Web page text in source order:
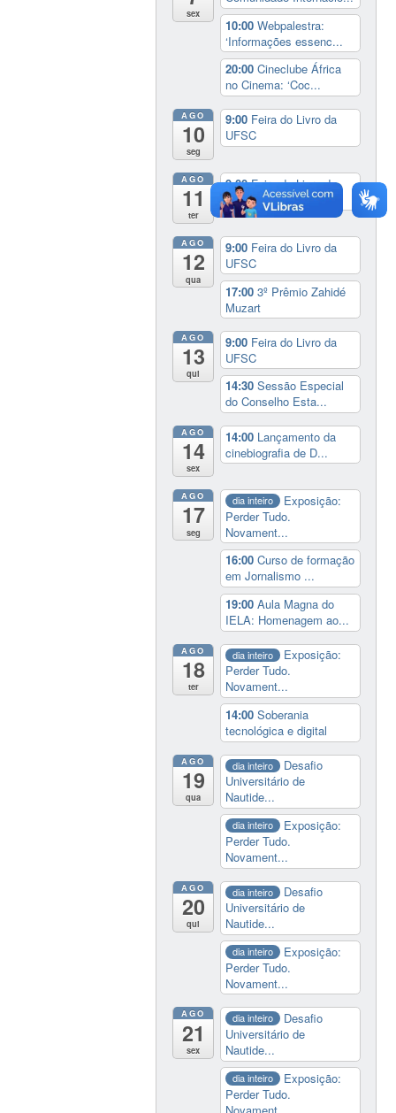
sex
10:00Webpalestra:
‘Informações essenc...
20:00Cineclube África
no Cinema: ‘Coc...
AGO
10
seg
9:00 Feira do Livro da
UFSC
AGO
11
ter
9:00Feira do Livro da
UFSC
AGO
12
qua
9:00 Feira do Livro da
UFSC
17:003º Prêmio Zahidé
Muzart
AGO
13
qui
9:00 Feira do Livro da
UFSC
14:30Sessão Especial
do Conselho Esta...
AGO
14
sex
14:00 Lançamento da
cinebiografia de D...
AGO
17
seg
dia inteiro
Exposição:
Perder Tudo.
Novament...
16:00Curso de formação
em Jornalismo ...
19:00Aula Magna do
IELA: Homenagem ao...
AGO
18
ter
dia inteiro
Exposição:
Perder Tudo.
Novament...
14:00Soberania
tecnológica e digital
AGO
19
qua
dia inteiro
Desafio
Universitário de
Nautide...
dia inteiro
Exposição:
Perder Tudo.
Novament...
AGO
20
qui
dia inteiro
Desafio
Universitário de
Nautide...
dia inteiro
Exposição:
Perder Tudo.
Novament...
AGO
21
sex
dia inteiro
Desafio
Universitário de
Nautide...
dia inteiro
Exposição:
Perder Tudo.
Novament...